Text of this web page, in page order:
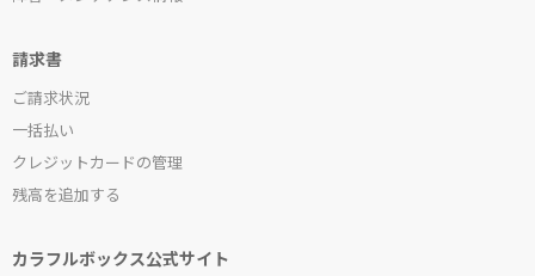
請求書
ご請求状況
一括払い
クレジットカードの管理
残高を追加する
カラフルボックス公式サイト